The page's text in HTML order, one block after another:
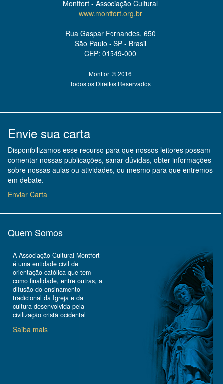
Montfort - Associação Cultural
www.montfort.org.br
Rua Gaspar Fernandes, 650
São Paulo - SP - Brasil
CEP: 01549-000
Montfort © 2016
Todos os Direitos Reservados
Envie sua carta
Disponibilizamos esse recurso para que nossos leitores possam
comentar nossas publicações, sanar dúvidas, obter informações
sobre nossas aulas ou atividades, ou mesmo para que entremos
em debate.
Enviar Carta
Quem Somos
A Associação Cultural Montfort
é uma entidade civil de
orientação católica que tem
como finalidade, entre outras, a
difusão do ensinamento
tradicional da Igreja e da
cultura desenvolvida pela
civilização cristã ocidental
Saiba mais